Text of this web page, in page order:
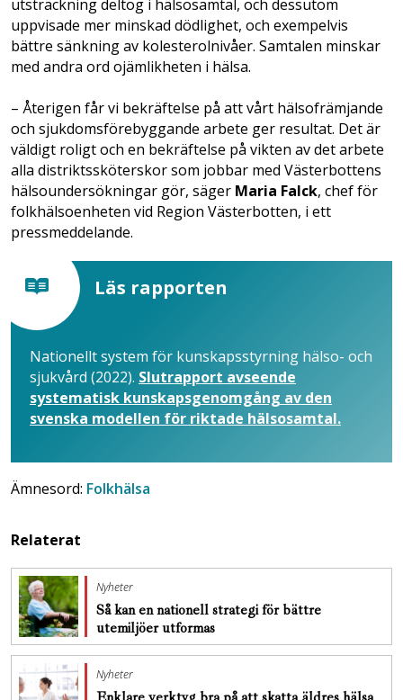
utsträckning deltog i hälsosamtal, och dessutom
uppvisade mer minskad dödlighet, och exempelvis
bättre sänkning av kolesterolnivåer. Samtalen minskar
med andra ord ojämlikheten i hälsa.
– Återigen får vi bekräftelse på att vårt hälsofrämjande
och sjukdomsförebyggande arbete ger resultat. Det är
väldigt roligt och en bekräftelse på vikten av det arbete
alla distriktssköterskor som jobbar med Västerbottens
hälsoundersökningar gör, säger Maria Falck, chef för
folkhälsoenheten vid Region Västerbotten, i ett
pressmeddelande.
Läs rapporten
Nationellt system för kunskapsstyrning hälso- och
sjukvård (2022). Slutrapport avseende
systematisk kunskapsgenomgång av den
svenska modellen för riktade hälsosamtal.
Ämnesord: Folkhälsa
Relaterat
Nyheter
Så kan en nationell strategi för bättre
utemiljöer utformas
Nyheter